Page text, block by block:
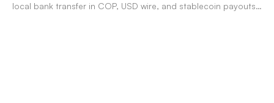
local bank transfer in COP, USD wire, and stablecoin payouts.